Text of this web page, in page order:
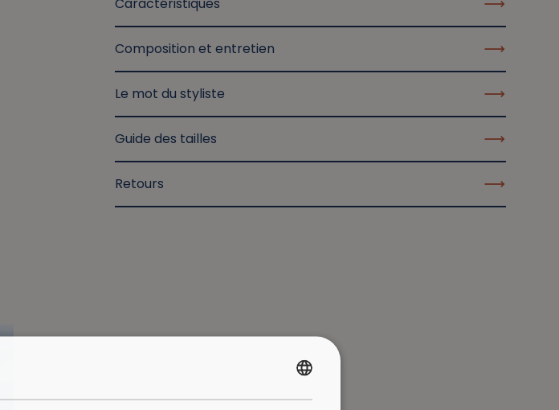
Composition et entretien
Le mot du styliste
Guide des tailles
Retours